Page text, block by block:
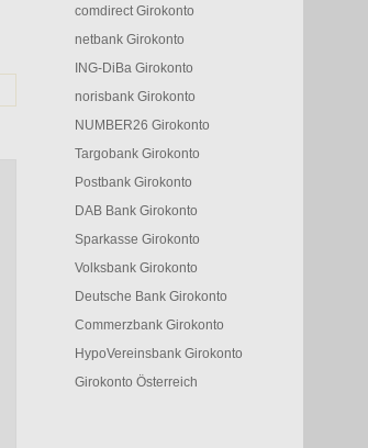
comdirect Girokonto
netbank Girokonto
ING-DiBa Girokonto
norisbank Girokonto
NUMBER26 Girokonto
Targobank Girokonto
Postbank Girokonto
DAB Bank Girokonto
Sparkasse Girokonto
Volksbank Girokonto
Deutsche Bank Girokonto
Commerzbank Girokonto
HypoVereinsbank Girokonto
Girokonto Österreich